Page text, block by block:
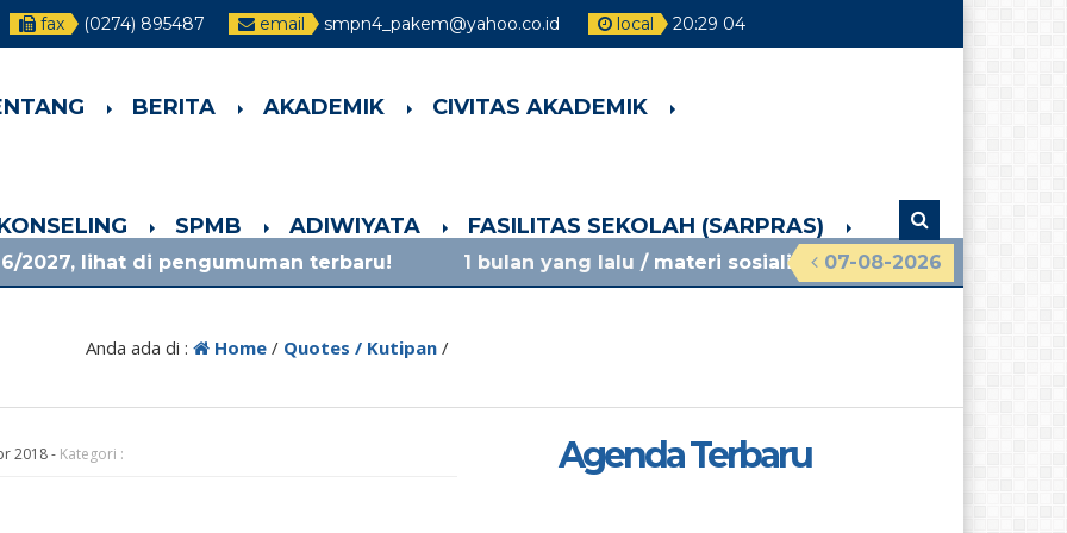
fax (0274) 895487 email smpn4_pakem@yahoo.co.id local 20:29 05
BERITA AKADEMIK CIVITAS AKADEMIK
SPMB ADIWIYATA FASILITAS SEKOLAH (SARPRAS)
07-08-2026
pengumuman terbaru! 1 bulan yang lalu/ materi sosialisasi mpls ramah 2026 smpn 4 pakem
Anda ada di : Home/ Quotes / Kutipan/
2018- Kategori : Agenda Terbaru